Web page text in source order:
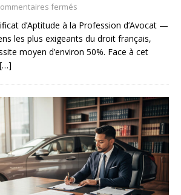
fermés
d’Aptitude à la Profession d’Avocat —
les plus exigeants du droit français,
moyen d’environ 50%. Face à cet
[…]